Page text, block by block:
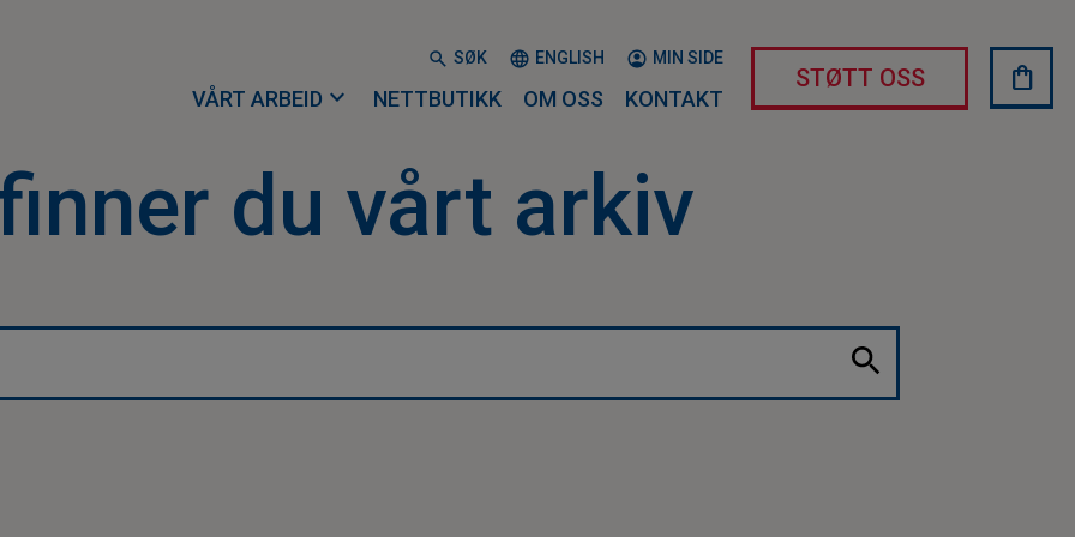
SØK ENGLISH MIN SIDE
VÅRT ARBEID expand_more NETTBUTIKK OM OSS KONTAKT
STØTT OSS shopping_bag
du vårt arkiv